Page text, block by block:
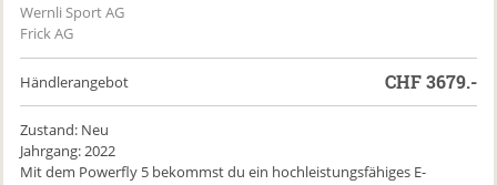
Wernli Sport AG
Frick AG
Händlerangebot CHF3679.-
Zustand: Neu
Jahrgang: 2022
Mit dem Powerfly 5 bekommst du ein hochleistungsfähiges E-